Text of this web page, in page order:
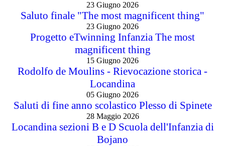
23 Giugno 2026
Saluto finale "The most magnificent thing"
23 Giugno 2026
Progetto eTwinning Infanzia The most
magnificent thing
15 Giugno 2026
Rodolfo de Moulins - Rievocazione storica -
Locandina
05 Giugno 2026
Saluti di fine anno scolastico Plesso di Spinete
28 Maggio 2026
Locandina sezioni B e D Scuola dell'Infanzia di
Bojano